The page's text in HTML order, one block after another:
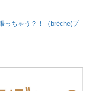
っちゃう？！（bréche(ブ